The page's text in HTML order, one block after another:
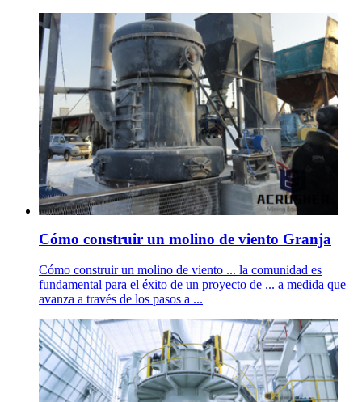
Cómo construir un molino de viento Granja
Cómo construir un molino de viento ... la comunidad es
fundamental para el éxito de un proyecto de ... a medida que
avanza a través de los pasos a ...